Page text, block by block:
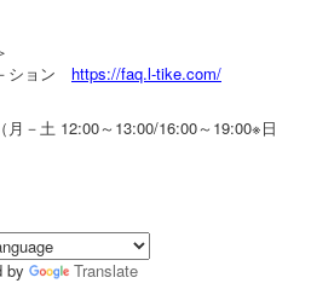
ション https://faq.l-tike.com/
月－土 12:00～13:00/16:00～19:00※日
by Translate